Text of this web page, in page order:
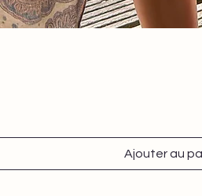
Ajouter au